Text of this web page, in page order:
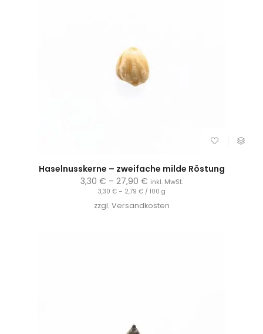
Haselnusskerne – zweifache milde Röstung
3,30 € – 27,90 € inkl. MwSt.
3,30 €– 2,79 €/ 100 g
zzgl. Versandkosten